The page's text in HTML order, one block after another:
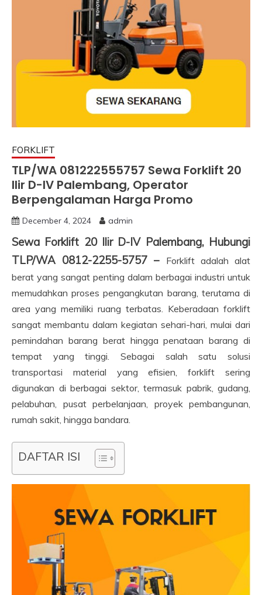
FORKLIFT
TLP/WA 081222555757 Sewa Forklift 20
Ilir D-IV Palembang, Operator
Berpengalaman Harga Promo
December 4, 2024 admin
Sewa Forklift 20 Ilir D-IV Palembang, Hubungi
TLP/WA 0812-2255-5757 – Forklift adalah alat
berat yang sangat penting dalam berbagai industri untuk
memudahkan proses pengangkutan barang, terutama di
area yang memiliki ruang terbatas. Keberadaan forklift
sangat membantu dalam kegiatan sehari-hari, mulai dari
pemindahan barang berat hingga penataan barang di
tempat yang tinggi. Sebagai salah satu solusi
transportasi material yang efisien, forklift sering
digunakan di berbagai sektor, termasuk pabrik, gudang,
pelabuhan, pusat perbelanjaan, proyek pembangunan,
rumah sakit, hingga bandara.
DAFTAR ISI